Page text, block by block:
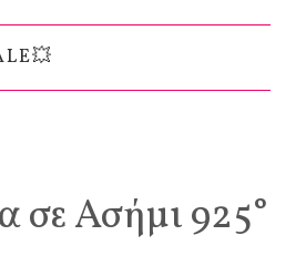
σε Ασήμι 925°